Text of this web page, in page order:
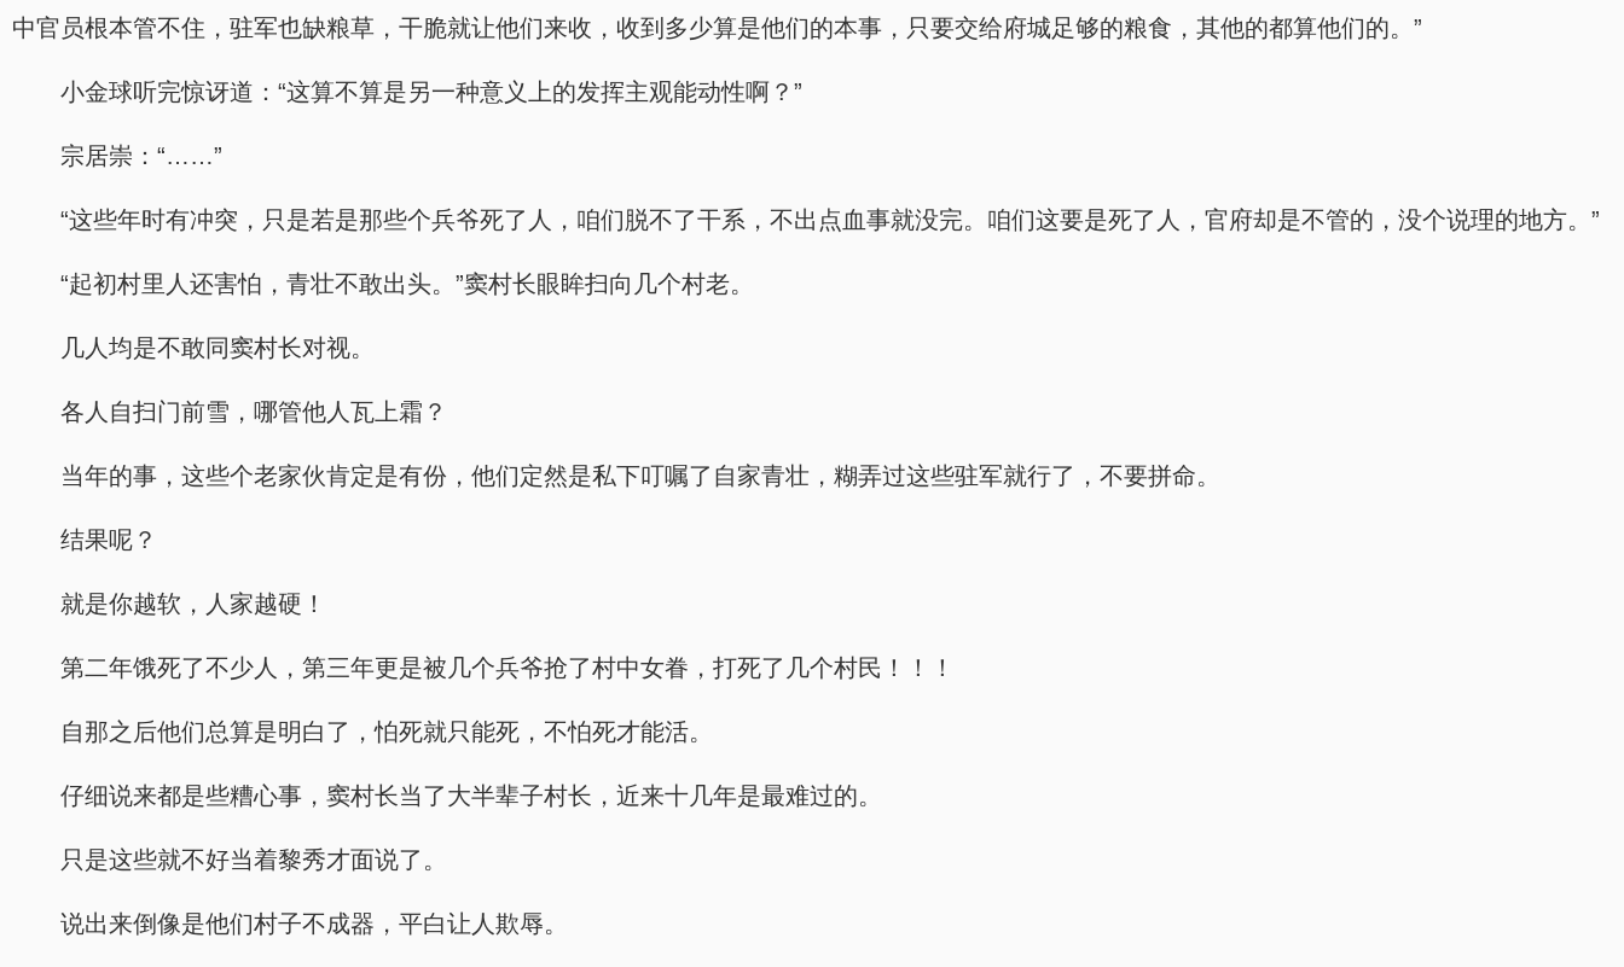
中官员根本管不住，驻军也缺粮草，干脆就让他们来收，收到多少算是他们的本事，只要交给府城足够的粮食，其他的都算他们的。”
小金球听完惊讶道：“这算不算是另一种意义上的发挥主观能动性啊？”
宗居崇：“……”
“这些年时有冲突，只是若是那些个兵爷死了人，咱们脱不了干系，不出点血事就没完。咱们这要是死了人，官府却是不管的，没个说理的地方。”
“起初村里人还害怕，青壮不敢出头。”窦村长眼眸扫向几个村老。
几人均是不敢同窦村长对视。
各人自扫门前雪，哪管他人瓦上霜？
当年的事，这些个老家伙肯定是有份，他们定然是私下叮嘱了自家青壮，糊弄过这些驻军就行了，不要拼命。
结果呢？
就是你越软，人家越硬！
第二年饿死了不少人，第三年更是被几个兵爷抢了村中女眷，打死了几个村民！！！
自那之后他们总算是明白了，怕死就只能死，不怕死才能活。
仔细说来都是些糟心事，窦村长当了大半辈子村长，近来十几年是最难过的。
只是这些就不好当着黎秀才面说了。
说出来倒像是他们村子不成器，平白让人欺辱。